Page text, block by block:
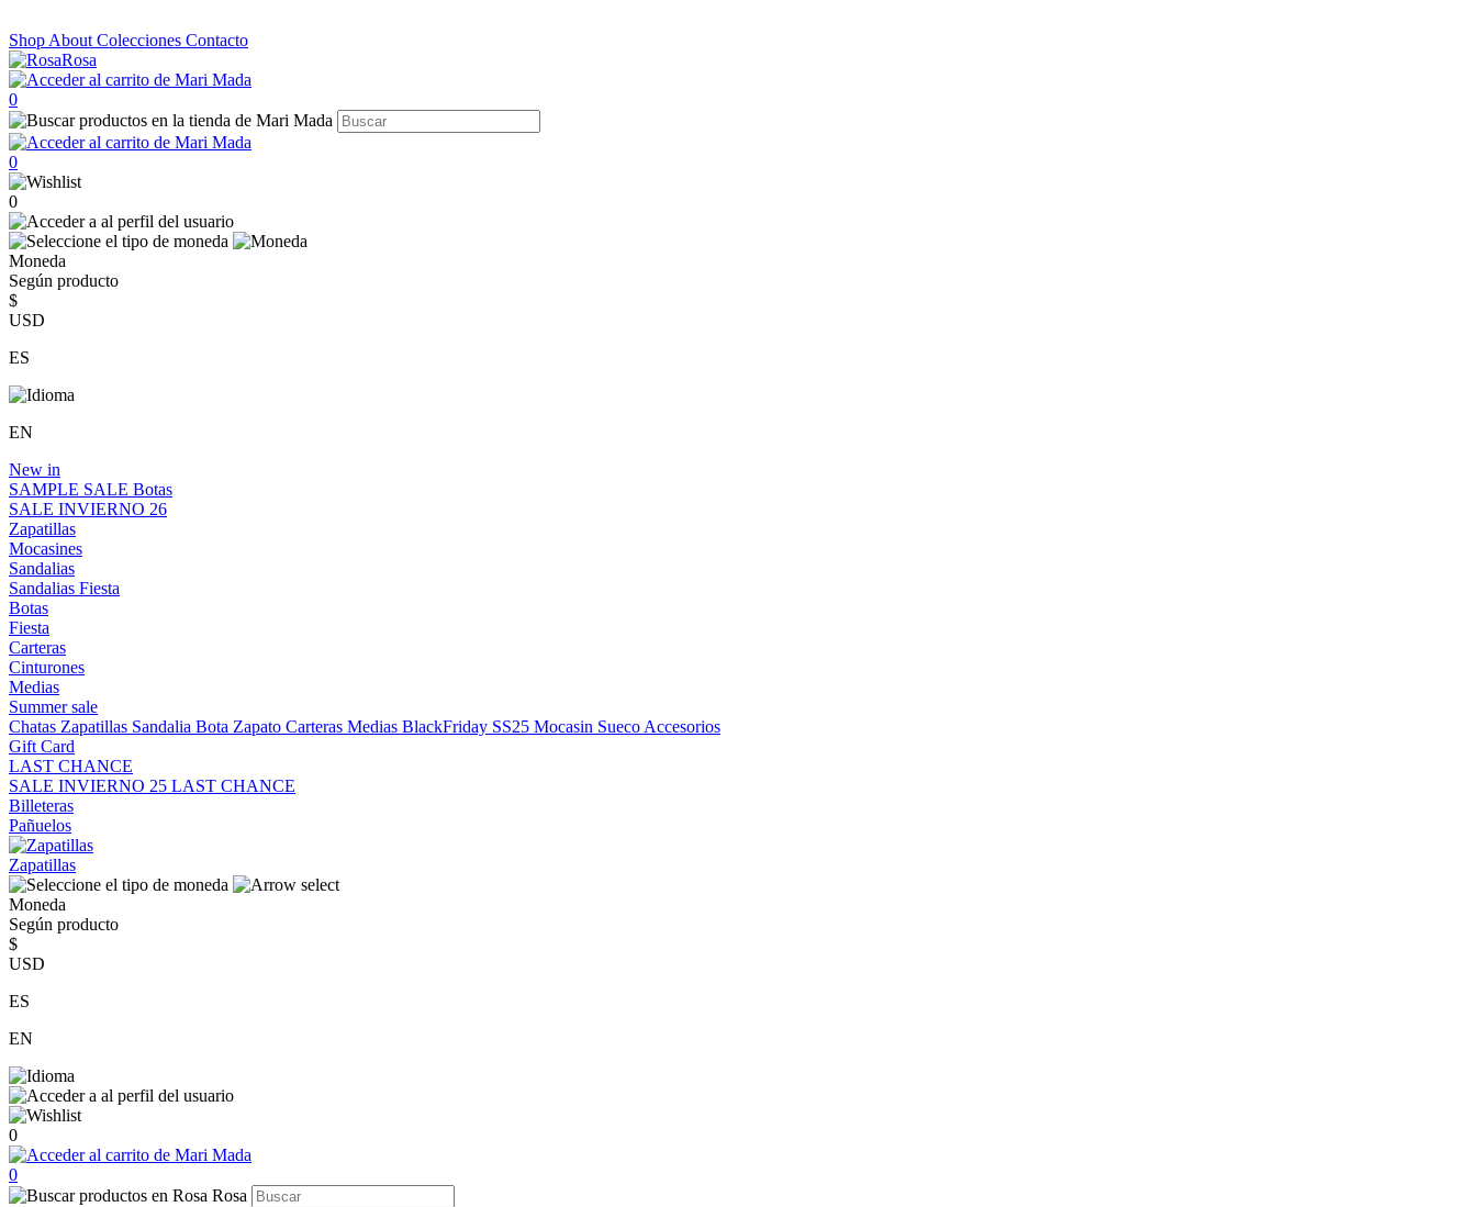
Shop About Colecciones Contacto
0
0
0
Moneda
Según producto
$
USD
ES
EN
New in
SAMPLE SALE Botas
SALE INVIERNO 26
Zapatillas
Mocasines
Sandalias
Sandalias Fiesta
Botas
Fiesta
Carteras
Cinturones
Medias
Summer sale
Chatas Zapatillas Sandalia Bota Zapato Carteras Medias BlackFriday SS25 Mocasin Sueco Accesorios
Gift Card
LAST CHANCE
SALE INVIERNO 25 LAST CHANCE
Billeteras
Pañuelos
Zapatillas
Moneda
Según producto
$
USD
ES
EN
0
0